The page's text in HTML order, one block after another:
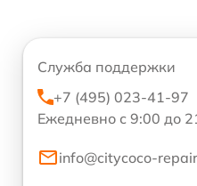
Служба поддержки
+7 (495) 023-41-97
Ежедневно с 9:00 до
info@citycoco-